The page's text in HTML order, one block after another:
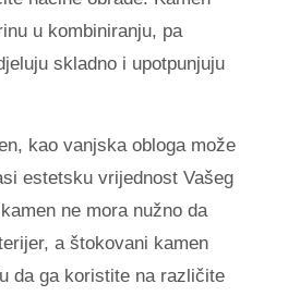
u kombiniranju, pa
skladno i upotpunjuju
kao vanjska obloga može
estetsku vrijednost Vašeg
ne mora nužno da
a štokovani kamen
da ga koristite na različite